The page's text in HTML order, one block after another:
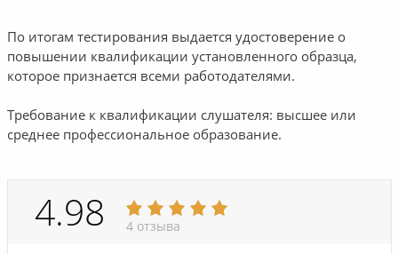
По итогам тестирования выдается удостоверение о
повышении квалификации установленного образца,
которое признается всеми работодателями.
Требование к квалификации слушателя: высшее или
среднее профессиональное образование.
4.98 4 отзыва